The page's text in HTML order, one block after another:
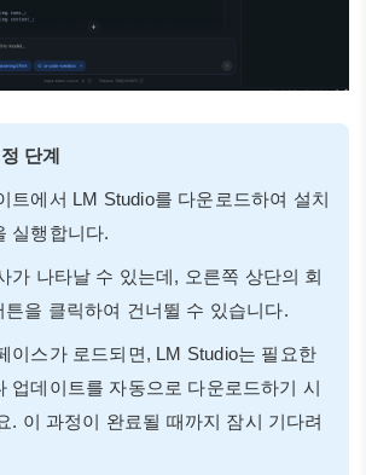
단계
트에서 LM Studio를 다운로드하여 설치
실행합니다.
가 나타날 수 있는데, 오른쪽 상단의 회
을 클릭하여 건너뛸 수 있습니다.
이스가 로드되면, LM Studio는 필요한
업데이트를 자동으로 다운로드하기 시
. 이 과정이 완료될 때까지 잠시 기다려